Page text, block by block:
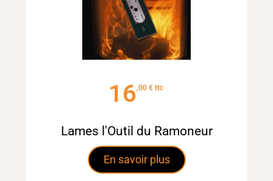
16 €
Lames l'Outil du Ramoneur
En savoir plus